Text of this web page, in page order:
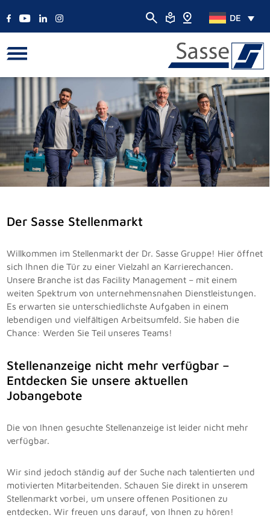
DE
Der Sasse Stellenmarkt
Willkommen im Stellenmarkt der Dr. Sasse Gruppe! Hier öffnet
sich Ihnen die Tür zu einer Vielzahl an Karrierechancen.
Unsere Branche ist das Facility Management – mit einem
weiten Spektrum von unternehmensnahen Dienstleistungen.
Es erwarten sie unterschiedlichste Aufgaben in einem
lebendigen und vielfältigen Arbeitsumfeld. Sie haben die
Chance: Werden Sie Teil unseres Teams!
Stellenanzeige nicht mehr verfügbar –
Entdecken Sie unsere aktuellen
Jobangebote
Die von Ihnen gesuchte Stellenanzeige ist leider nicht mehr
verfügbar.
Wir sind jedoch ständig auf der Suche nach talentierten und
motivierten Mitarbeitenden. Schauen Sie direkt in unserem
Stellenmarkt vorbei, um unsere offenen Positionen zu
entdecken. Wir freuen uns darauf, von Ihnen zu hören!